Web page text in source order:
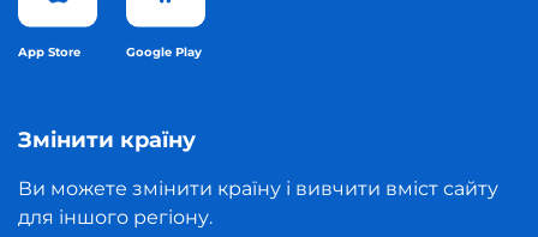
App Store Google Play
Змінити країну
Ви можете змінити країну і вивчити вміст сайту
для іншого регіону.